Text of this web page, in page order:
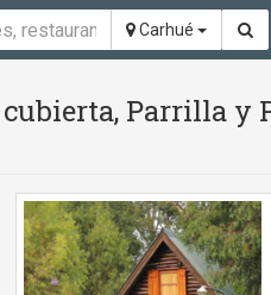
Carhué
Parrilla y